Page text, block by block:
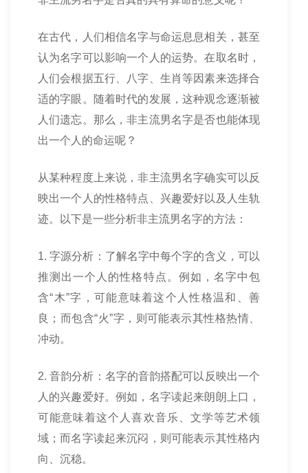
在古代，人们相信名字与命运息息相关，甚至
认为名字可以影响一个人的运势。在取名时，
人们会根据五行、八字、生肖等因素来选择合
适的字眼。随着时代的发展，这种观念逐渐被
人们遗忘。那么，非主流男名字是否也能体现
出一个人的命运呢？
从某种程度上来说，非主流男名字确实可以反
映出一个人的性格特点、兴趣爱好以及人生轨
迹。以下是一些分析非主流男名字的方法：
1. 字源分析：了解名字中每个字的含义，可以
推测出一个人的性格特点。例如，名字中包
含“木”字，可能意味着这个人性格温和、善
良；而包含“火”字，则可能表示其性格热情、
冲动。
2. 音韵分析：名字的音韵搭配可以反映出一个
人的兴趣爱好。例如，名字读起来朗朗上口，
可能意味着这个人喜欢音乐、文学等艺术领
域；而名字读起来沉闷，则可能表示其性格内
向、沉稳。